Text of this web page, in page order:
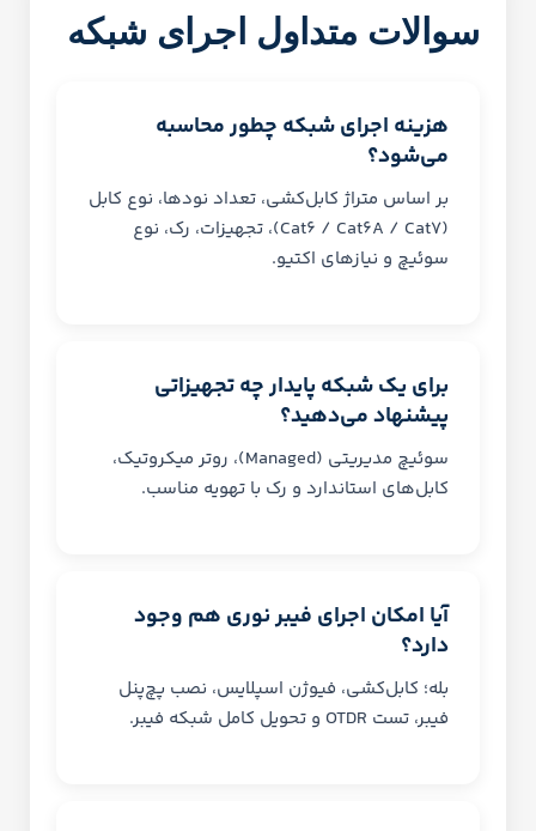
سوالات متداول اجرای شبکه
هزینه اجرای شبکه چطور محاسبه
می‌شود؟
بر اساس متراژ کابل‌کشی، تعداد نودها، نوع کابل
(Cat6 / Cat6A / Cat7)، تجهیزات، رک، نوع
سوئیچ و نیازهای اکتیو.
برای یک شبکه پایدار چه تجهیزاتی
پیشنهاد می‌دهید؟
سوئیچ مدیریتی (Managed)، روتر میکروتیک،
کابل‌های استاندارد و رک با تهویه مناسب.
آیا امکان اجرای فیبر نوری هم وجود
دارد؟
بله؛ کابل‌کشی، فیوژن اسپلایس، نصب پچ‌پنل
فیبر، تست OTDR و تحویل کامل شبکه فیبر.